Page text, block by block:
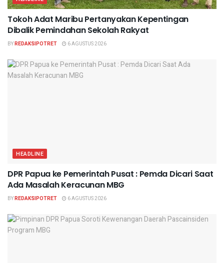
Tokoh Adat Maribu Pertanyakan Kepentingan
Dibalik Pemindahan Sekolah Rakyat
BYREDAKSIPOTRET 6 AGUSTUS 2026
HEADLINE
DPR Papua ke Pemerintah Pusat : Pemda Dicari Saat
Ada Masalah Keracunan MBG
BYREDAKSIPOTRET 6 AGUSTUS 2026